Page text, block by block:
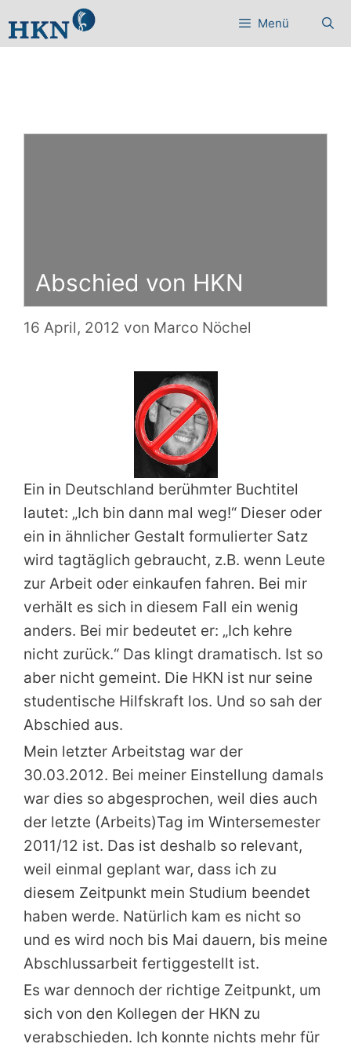
Inhalt
Menü
Abschied von HKN
16 April, 2012 von Marco Nöchel
Ein in Deutschland berühmter Buchtitel
lautet: „Ich bin dann mal weg!“ Dieser oder
ein in ähnlicher Gestalt formulierter Satz
wird tagtäglich gebraucht, z.B. wenn Leute
zur Arbeit oder einkaufen fahren. Bei mir
verhält es sich in diesem Fall ein wenig
anders. Bei mir bedeutet er: „Ich kehre
nicht zurück.“ Das klingt dramatisch. Ist so
aber nicht gemeint. Die HKN ist nur seine
studentische Hilfskraft los. Und so sah der
Abschied aus.
Mein letzter Arbeitstag war der
30.03.2012. Bei meiner Einstellung damals
war dies so abgesprochen, weil dies auch
der letzte (Arbeits)Tag im Wintersemester
2011/12 ist. Das ist deshalb so relevant,
weil einmal geplant war, dass ich zu
diesem Zeitpunkt mein Studium beendet
haben werde. Natürlich kam es nicht so
und es wird noch bis Mai dauern, bis meine
Abschlussarbeit fertiggestellt ist.
Es war dennoch der richtige Zeitpunkt, um
sich von den Kollegen der HKN zu
verabschieden. Ich konnte nichts mehr für